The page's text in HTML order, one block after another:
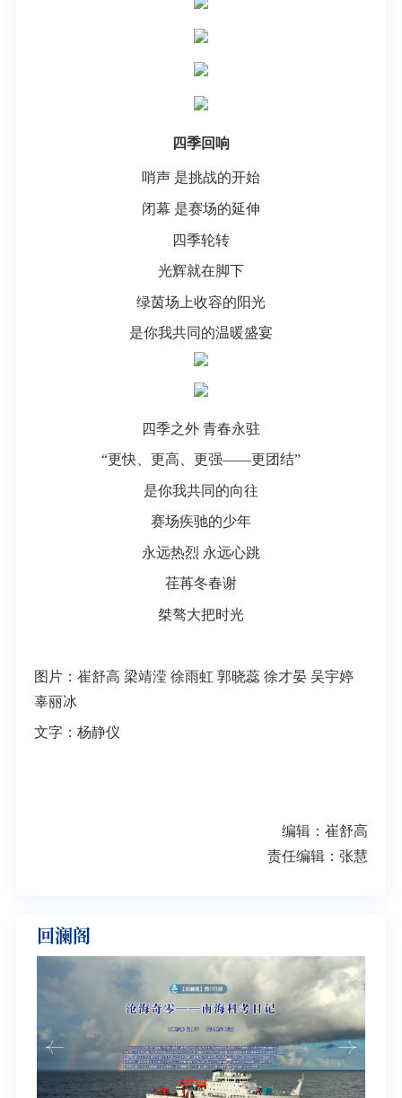
四季回响
哨声 是挑战的开始
闭幕 是赛场的延伸
四季轮转
光辉就在脚下
绿茵场上收容的阳光
是你我共同的温暖盛宴
四季之外 青春永驻
“更快、更高、更强——更团结”
是你我共同的向往
赛场疾驰的少年
永远热烈 永远心跳
荏苒冬春谢
桀骜大把时光
图片：崔舒高 梁靖滢 徐雨虹 郭晓蕊 徐才晏 吴宇婷
辜丽冰
文字：杨静仪
编辑：崔舒高
责任编辑：张慧
回澜阁